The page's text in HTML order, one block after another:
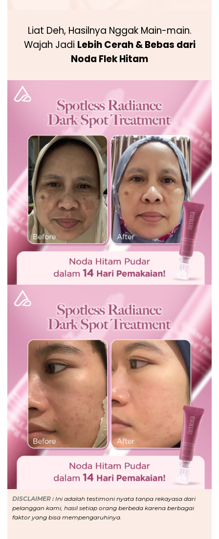
Liat Deh, Hasilnya Nggak Main-main.
Wajah Jadi Lebih Cerah & Bebas dari
Noda Flek Hitam
DISCLAIMER : Ini adalah testimoni nyata tanpa rekayasa dari
pelanggan kami, hasil setiap orang berbeda karena berbagai
faktor yang bisa mempengaruhinya.